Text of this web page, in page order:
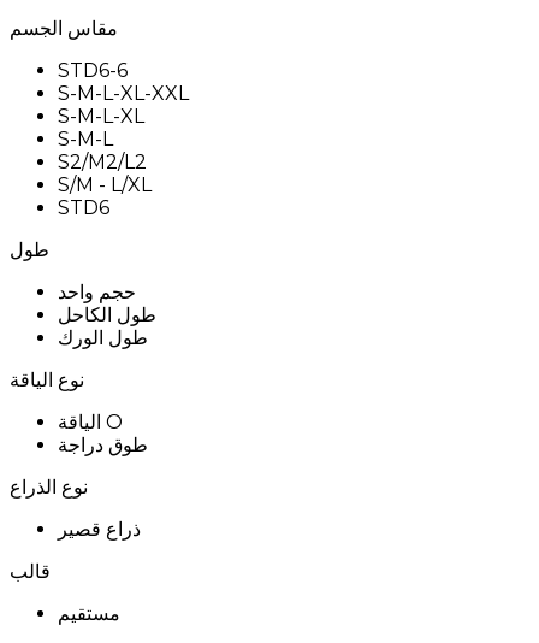
مقاس الجسم
STD6-6
S-M-L-XL-XXL
S-M-L-XL
S-M-L
S2/M2/L2
S/M - L/XL
STD6
طول
حجم واحد
طول الكاحل
طول الورك
نوع الياقة
الياقة O
طوق دراجة
نوع الذراع
ذراع قصير
قالب
مستقيم